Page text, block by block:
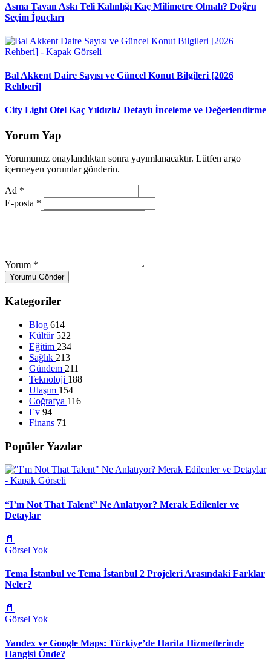
Asma Tavan Askı Teli Kalınlığı Kaç Milimetre Olmalı? Doğru
Seçim İpuçları
Bal Akkent Daire Sayısı ve Güncel Konut Bilgileri [2026
Rehberi]
City Light Otel Kaç Yıldızlı? Detaylı İnceleme ve Değerlendirme
Yorum Yap
Yorumunuz onaylandıktan sonra yayımlanacaktır. Lütfen argo
içermeyen yorumlar gönderin.
Ad *
E-posta *
Yorum *
Yorumu Gönder
Kategoriler
Blog 614
Kültür 522
Eğitim 234
Sağlık 213
Gündem 211
Teknoloji 188
Ulaşım 154
Coğrafya 116
Ev 94
Finans 71
Popüler Yazılar
“I’m Not That Talent” Ne Anlatıyor? Merak Edilenler ve
Detaylar
📄
Görsel Yok
Tema İstanbul ve Tema İstanbul 2 Projeleri Arasındaki Farklar
Neler?
📄
Görsel Yok
Yandex ve Google Maps: Türkiye’de Harita Hizmetlerinde
Hangisi Önde?